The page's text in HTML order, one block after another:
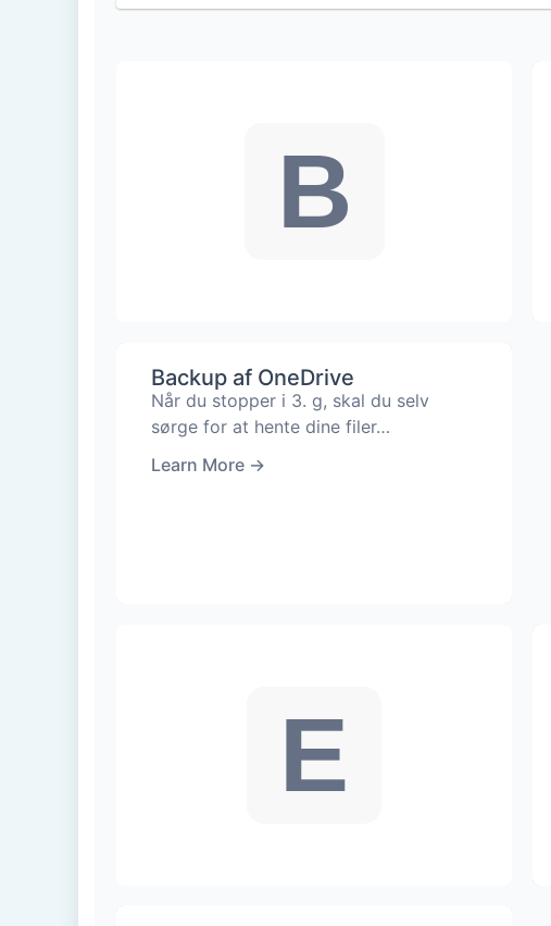
B
Backup af OneDrive
Når du stopper i 3. g, skal du selv
sørge for at hente dine filer…
Learn More →
E